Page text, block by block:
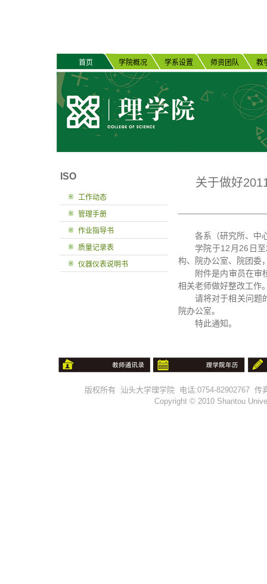
首页 学院概况 学系设置 师资团队 教
ISO
工作动态
管理手册
作业指导书
质量记录表
仪器仪表说明书
关于做好
各系（研究所、中
学院于12月26日
构、院办公室、院团委
附件是内审员在审
相关老师做好整改工作
请将对于相关问题
院办公室。
特此通知。
版权所有 汕头大学理学院 电话:0754-82902767 传
Copyright © 2010 Shantou